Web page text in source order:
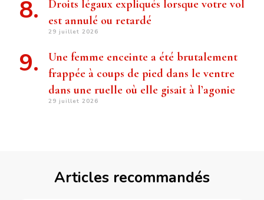
Droits légaux expliqués lorsque votre vol
est annulé ou retardé
29 juillet 2026
Une femme enceinte a été brutalement
frappée à coups de pied dans le ventre
dans une ruelle où elle gisait à l’agonie
29 juillet 2026
Articles recommandés